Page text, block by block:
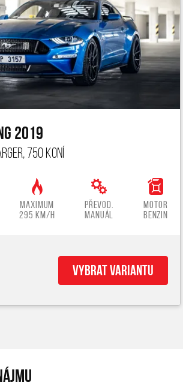
2019
750 koní
Maximum
295 km/h
Převod.
manuál
Motor
benzin
Vybrat variantu